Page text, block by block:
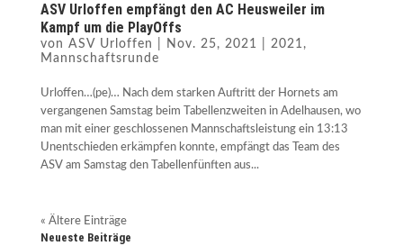
ASV Urloffen empfängt den AC Heusweiler im
Kampf um die PlayOffs
von ASV Urloffen Nov. 25, 2021 2021 ,
Mannschaftsrunde
Urloffen…(pe)… Nach dem starken Auftritt der Hornets am
vergangenen Samstag beim Tabellenzweiten in Adelhausen, wo
man mit einer geschlossenen Mannschaftsleistung ein 13:13
Unentschieden erkämpfen konnte, empfängt das Team des
ASV am Samstag den Tabellenfünften aus...
« Ältere Einträge
Neueste Beiträge